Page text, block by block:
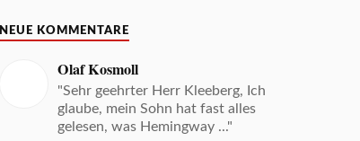
NEUE KOMMENTARE
Olaf Kosmoll
"Sehr geehrter Herr Kleeberg, Ich
glaube, mein Sohn hat fast alles
gelesen, was Hemingway ..."